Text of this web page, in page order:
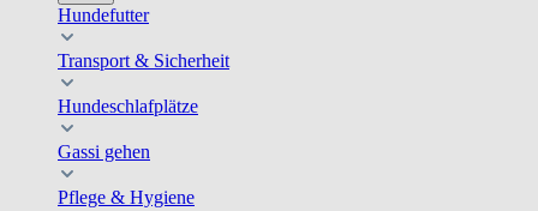
Hundefutter
Transport & Sicherheit
Hundeschlafplätze
Gassi gehen
Pflege & Hygiene